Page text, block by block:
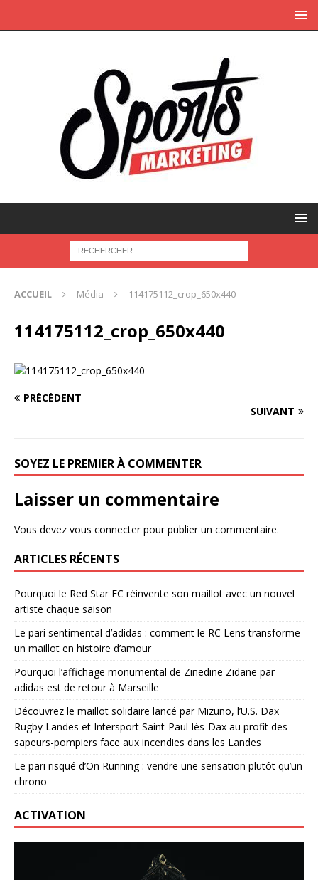
ACCUEIL Média 114175112_crop_650x440
114175112_crop_650x440
PRÉCÉDENT
SUIVANT
SOYEZ LE PREMIER À COMMENTER
Laisser un commentaire
Vous devez vous connecterpour publier un commentaire.
ARTICLES RÉCENTS
Pourquoi le Red Star FC réinvente son maillot avec un nouvel
artiste chaque saison
Le pari sentimental d’adidas : comment le RC Lens transforme
un maillot en histoire d’amour
Pourquoi l’affichage monumental de Zinedine Zidane par
adidas est de retour à Marseille
Découvrez le maillot solidaire lancé par Mizuno, l’U.S. Dax
Rugby Landes et Intersport Saint-Paul-lès-Dax au profit des
sapeurs-pompiers face aux incendies dans les Landes
Le pari risqué d’On Running : vendre une sensation plutôt qu’un
chrono
ACTIVATION